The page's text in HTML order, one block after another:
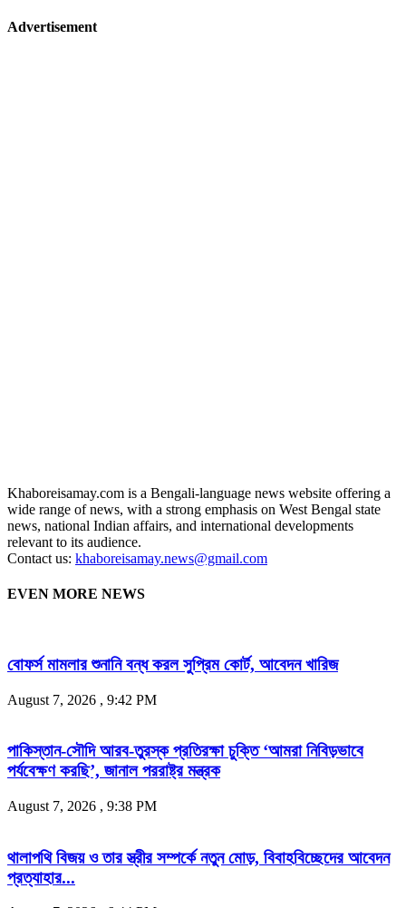
Advertisement
Khaboreisamay.com is a Bengali-language news website offering a
wide range of news, with a strong emphasis on West Bengal state
news, national Indian affairs, and international developments
relevant to its audience.
Contact us: khaboreisamay.news@gmail.com
EVEN MORE NEWS
বোফর্স মামলার শুনানি বন্ধ করল সুপ্রিম কোর্ট, আবেদন খারিজ
August 7, 2026 , 9:42 PM
পাকিস্তান-সৌদি আরব-তুরস্ক প্রতিরক্ষা চুক্তি ‘আমরা নিবিড়ভাবে
পর্যবেক্ষণ করছি’, জানাল পররাষ্ট্র মন্ত্রক
August 7, 2026 , 9:38 PM
থালাপথি বিজয় ও তার স্ত্রীর সম্পর্কে নতুন মোড়, বিবাহবিচ্ছেদের আবেদন
প্রত্যাহার...